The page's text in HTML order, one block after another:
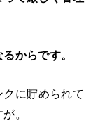
からです。
に貯められて
。